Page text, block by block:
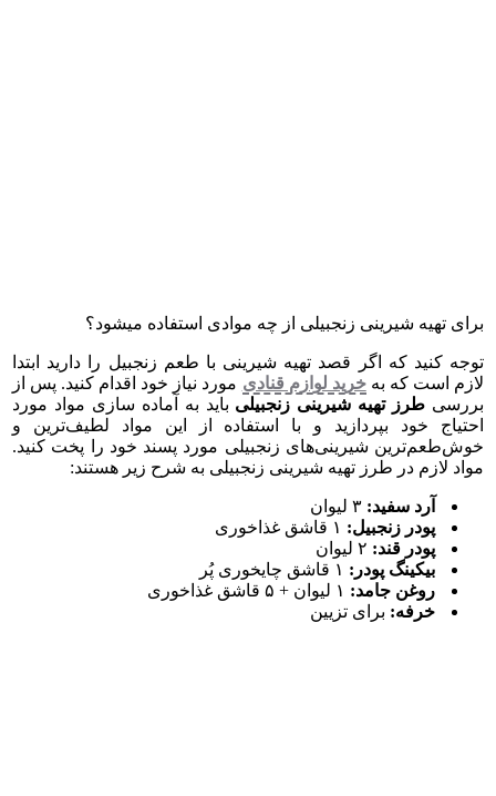
برای تهیه شیرینی زنجبیلی از چه موادی استفاده میشود؟
توجه کنید که اگر قصد تهیه شیرینی با طعم زنجبیل را دارید ابتدا
لازم است که بهخرید لوازم قنادی مورد نیاز خود اقدام کنید. پس از
بررسی طرز تهیه شیرینی زنجبیلی باید به آماده سازی مواد مورد
احتیاج خود بپردازید و با استفاده از این مواد لطیف‌ترین و
خوش‌طعم‌ترین شیرینی‌های زنجبیلی مورد پسند خود را پخت کنید.
مواد لازم در طرز تهیه شیرینی زنجبیلی به شرح زیر هستند:
آرد سفید:
پودر زنجبیل:
پودر قند:
بیکینگ پودر:
روغن جامد:
خرفه: برای تزیین